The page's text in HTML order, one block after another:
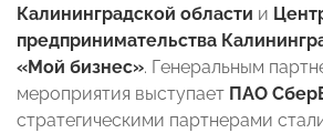
Калининградской области и
предпринимательства
«Мой бизнес». Генеральным
мероприятия выступает ПАО
стратегическими партнерами